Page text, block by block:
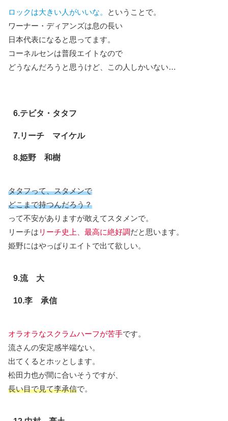
ロックは大きい人がいいな。
ということで。
ワーナー・ディアンズは息の長い
日本代表になると思ってます。
コーネルセンは普段エイトなので
どうなんだろうと思うけど、この人しかいない…
6.テビタ・タタフ
7.リーチ マイケル
8.姫野 和樹
タタフって、スタメンで
どこまで持つんだろう？
って不安がありますが敢えてスタメンで。
リーチは リーチ史上、最高に絶好調だと思います。
姫野にはやっぱりエイトで出て欲しい。
9.流 大
10.李 承信
オラオラなスクラムハーフが苦手です。
流さんの安定感半端ない。
出てくるとホッとします。
松田力也が間に合いそうですが、
長い目で見て李承信で。